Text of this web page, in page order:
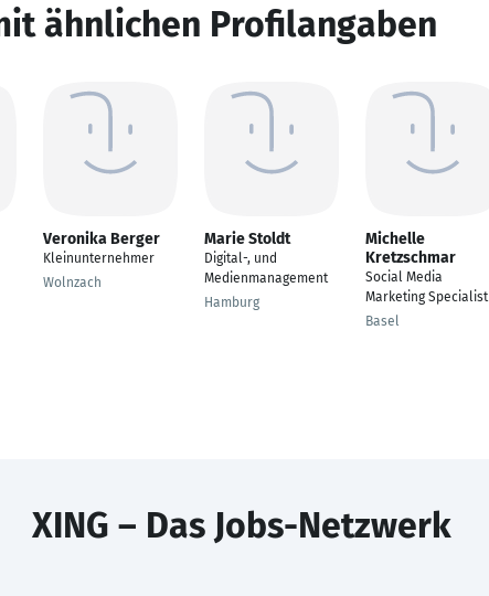
ähnlichen Profilangaben
Veronika Berger
Kleinunternehmer
Wolnzach
Marie Stoldt
Digital-, und
Medienmanagement
Hamburg
Michelle
Kretzschmar
Social Media
Marketing Specialist
Basel
XING – Das Jobs-Netzwerk